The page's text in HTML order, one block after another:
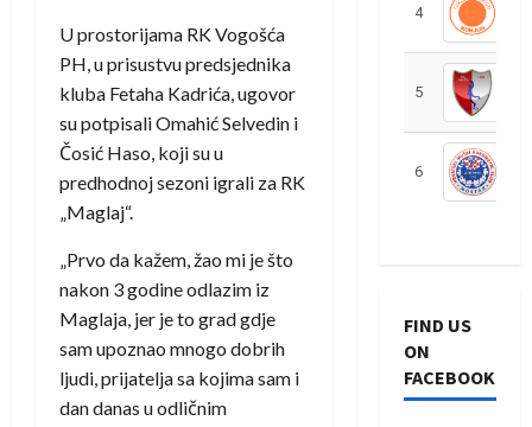
U prostorijama RK Vogošća
PH, u prisustvu predsjednika
kluba Fetaha Kadrića, ugovor
su potpisali Omahić Selvedin i
Čosić Haso, koji su u
predhodnoj sezoni igrali za RK
„Maglaj“.
„Prvo da kažem, žao mi je što
nakon 3 godine odlazim iz
Maglaja, jer je to grad gdje
sam upoznao mnogo dobrih
ljudi, prijatelja sa kojima sam i
dan danas u odličnim
4
5
6
FIND US
ON
FACEBOOK